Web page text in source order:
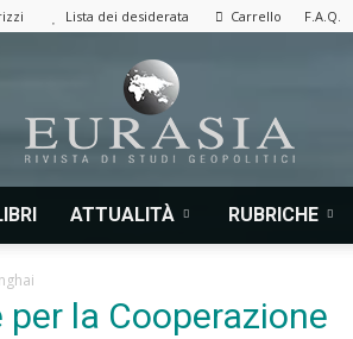
Lista dei desiderata Carrello F.A.Q.
ATTUALITÀ RUBRICHE
la Cooperazione